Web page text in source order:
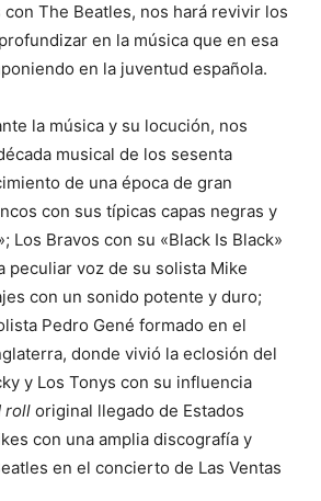
con The Beatles, nos hará revivir los
en la música que en esa
en la juventud española.
la música y su locución, nos
musical de los sesenta
de una época de gran
con sus típicas capas negras y
Los Bravos con su «Black Is Black»
peculiar voz de su solista Mike
con un sonido potente y duro;
Pedro Gené formado en el
donde vivió la eclosión del
y Los Tonys con su influencia
roll original llegado de Estados
con una amplia discografía y
en el concierto de Las Ventas